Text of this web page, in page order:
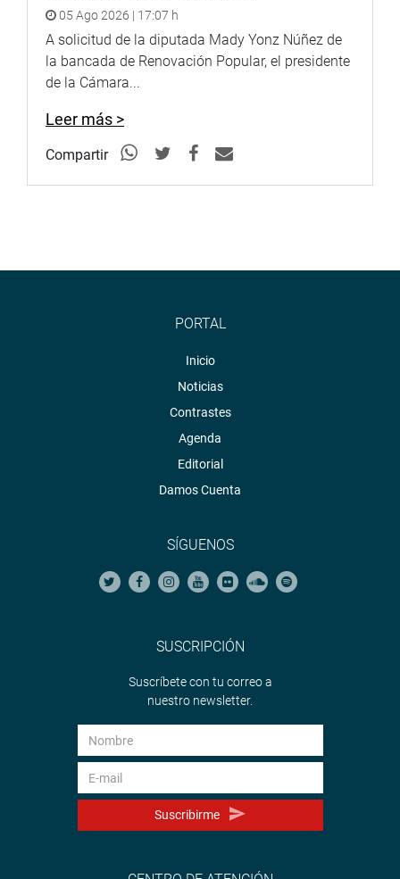
05 Ago 2026 | 17:07 h
A solicitud de la diputada Mady Yonz Núñez de
la bancada de Renovación Popular, el presidente
de la Cámara...
Leer más >
Compartir
PORTAL
Inicio
Noticias
Contrastes
Agenda
Editorial
Damos Cuenta
SÍGUENOS
SUSCRIPCIÓN
Suscríbete con tu correo a
nuestro newsletter.
Suscribirme